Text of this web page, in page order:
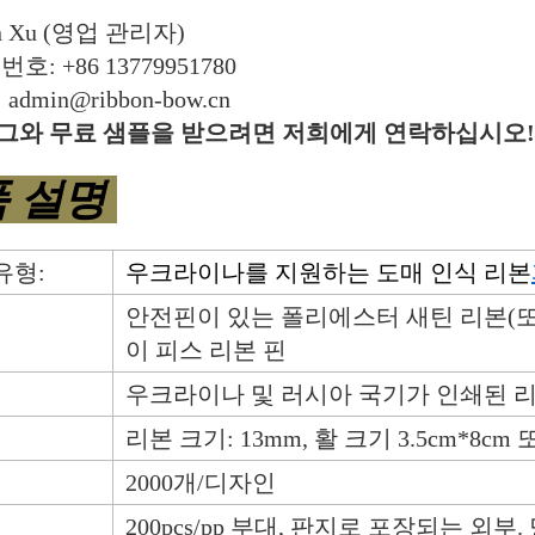
Xu (영업 관리자)
호: +86 13779951780
bow.cn
와 무료 샘플을 받으려면 저희에게 연락하십시오!
설명
형: 우크라이나를 지원하는 도매 인식 리본
안전핀이 있는 폴리에스터 새틴 리본(
이 피스 리본 핀
우크라이나 및 러시아 국기가 인쇄된
리본 크기: 13mm, 활 크기 3.5cm*8cm
2000개/디자인
200pcs/pp 부대, 판지로 포장되는 외부